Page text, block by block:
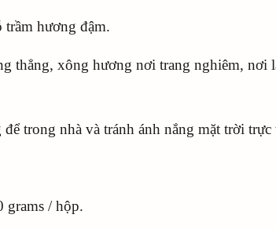
hương đậm.
thẳng, xông hương nơi trang nghiêm, nơi
trong nhà và tránh ánh nắng mặt trời trực
grams / hộp.